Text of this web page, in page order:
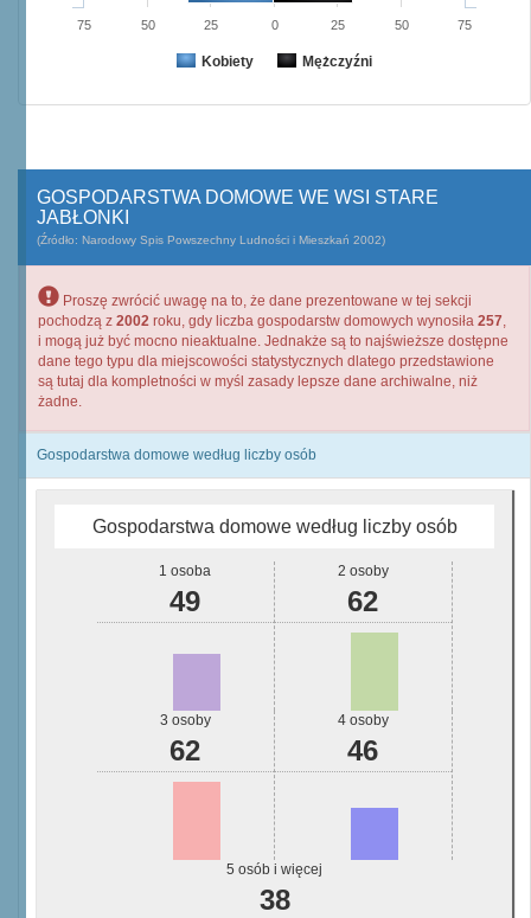
Kobiety Mężczyźni
75 50 25 0 25 50 75
GOSPODARSTWA DOMOWE WE WSI STARE
JABŁONKI
(Źródło: Narodowy Spis Powszechny Ludności i Mieszkań 2002)
Proszę zwrócić uwagę na to, że dane prezentowane w tej sekcji
pochodzą z 2002 roku, gdy liczba gospodarstw domowych wynosiła 257,
i mogą już być mocno nieaktualne. Jednakże są to najświeższe dostępne
dane tego typu dla miejscowości statystycznych dlatego przedstawione
są tutaj dla kompletności w myśl zasady lepsze dane archiwalne, niż
żadne.
Gospodarstwa domowe według liczby osób
Gospodarstwa domowe według liczby osób
1 osoba
49
2 osoby
62
3 osoby
62
4 osoby
46
5 osób i więcej
38